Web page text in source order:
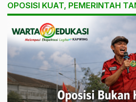
OPOSISI KUAT, PEMERINTAH